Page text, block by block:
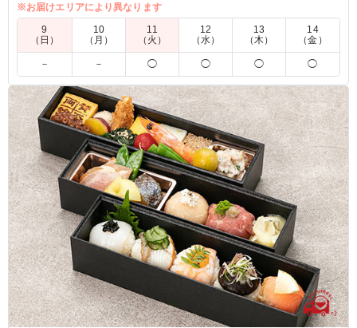
ご飯は専用容器、お吸い物はポットでお刺身は保冷バッグに入
れてお届け致します。
※配膳無し、お届けと回収のみの価格としております。
配膳人をご希望の際には別途カテゴリー名「オプション」の
ページから配膳人を御手配下さい。
※配膳人を御手配頂きますと軽減税率の対象から外れるため消
費税が10%となります。商品価格が変更されますので別途お電
話にてお問い合わせ下さい。
5.0
お米は保温容器に入っており冷めにくいように中にお湯も
入っていて温かいまま食べることができました。 お吸い
物もポットに入っていてしっかり出汁の味がしてとても美
味しかったです。 お造りや天ぷら、煮物などどれもとて
も美味しく満足度の高い食事になりました。
ご利用シーン：お祝い›お宮参り
東京都杉並区久我山2025/04/13
※お届けエリアにより異なります
9
（日）
10
（月）
11
（火）
12
（水）
13
（木）
14
（金）
－ － ◯ ◯ ◯ ◯